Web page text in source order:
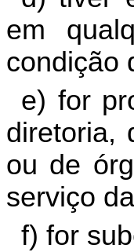
em
condição
e) for
diretoria,
ou de
serviço
f) for